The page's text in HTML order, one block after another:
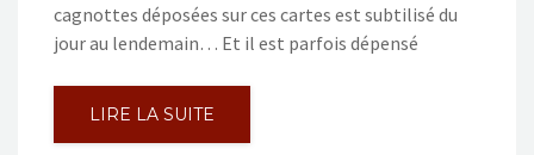
cagnottes déposées sur ces cartes est subtilisé du
jour au lendemain… Et il est parfois dépensé
LIRE LA SUITE